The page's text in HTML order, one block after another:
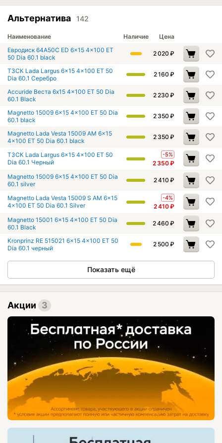
Альтернатива 142
Наименование Наличие
Цена
Евродиск 64A50C ED 6x15 4x100 ET
50 Dia 60.1 black
2 020 ₽
ТЗСК Lada Largus 6x15 4x100 ET 50
Dia 60.1 Серебро
2 160 ₽
Accuride Веста 6x15 4x100 ET 50 Dia
60.1 Black
2 230 ₽
Magnetto 15009 6x15 4x100 ET 50 Dia
60.1 black
2 350 ₽
Magnetto Lada Vesta 15009 AM 6x15
4x100 ET 50 Dia 60.1 black
2 350 ₽
ТЗСК Lada Largus 6x15 4x100 ET 50
Dia 60.1 Черный
-5%
2 350₽
Magnetto 15009 6x15 4x100 ET 50 Dia
60.1 silver
2 410 ₽
Magnetto Lada Vesta 15009 S AM 6x15
4x100 ET 50 Dia 60.1 Silver
-4%
2 410₽
Magnetto 15001 6x15 4x100 ET 50 Dia
60.1 Black
2 460 ₽
Kronprinz RE 515021 6x15 4x100 ET 50
Dia 60.1 черный
2 500 ₽
Показать ещё
Акции 3